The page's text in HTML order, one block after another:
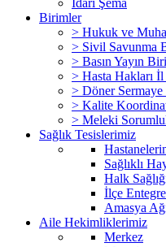
Birimler
> Hukuk ve
> Sivil Savunma
> Basın Yayın
> Hasta Hakları
> Döner
> Kalite
> Meleki
Sağlık Tesislerimiz
Sağlıklı
Halk
İlçe
Amasya
Aile Hekimliklerimiz
Merkez